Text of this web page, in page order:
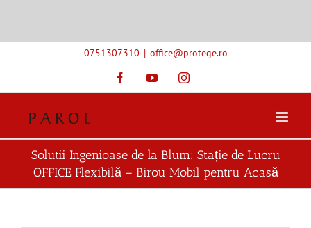
0751307310 | office@protege.ro
FacebookYouTubeInstagram
Solutii Ingenioase de la Blum: Stație de Lucru
OFFICE Flexibilă – Birou Mobil pentru Acasă